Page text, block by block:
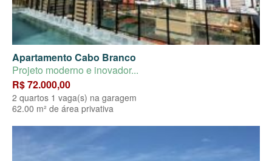
Apartamento Cabo Branco
Projeto moderno e inovador...
R$ 72.000,00
2 quartos 1 vaga(s) na garagem
62.00 m² de área privativa